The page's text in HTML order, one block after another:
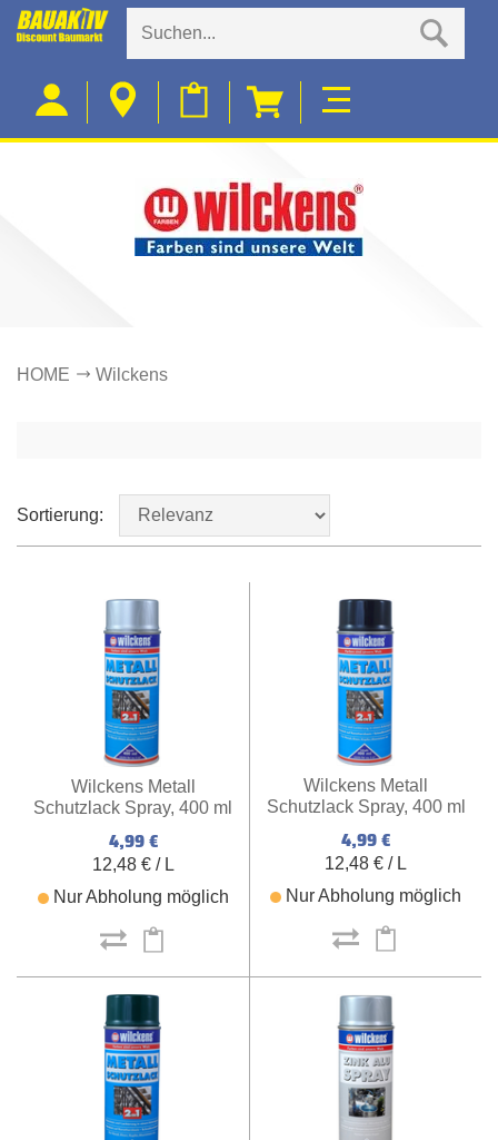
HOME Wilckens
Sortierung:
Wilckens Metall
Schutzlack Spray, 400 ml
4,99 €
12,48 € / L
Nur Abholung möglich
Wilckens Metall
Schutzlack Spray, 400 ml
4,99 €
12,48 € / L
Nur Abholung möglich